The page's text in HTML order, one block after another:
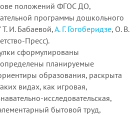
положений ФГОС ДО,
программы дошкольного
Т. И. Бабаевой,А. Г. Гогоберидзе, О. В.
Пресс).
сформулированы
определены планируемые
образования, раскрыта
видах, как игровая,
исследовательская,
бытовой труд,